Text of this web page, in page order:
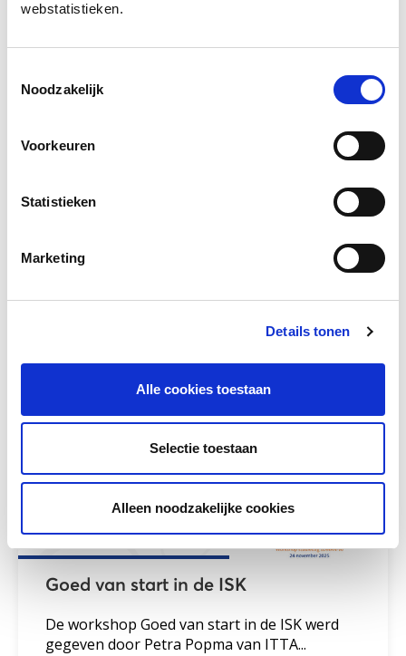
webstatistieken.
Noodzakelijk
Voorkeuren
Statistieken
Marketing
Details tonen
Alle cookies toestaan
Selectie toestaan
Alleen noodzakelijke cookies
Een goede doorstroom creëer je
samen werd gegeven door Yaël Latuny van
Meer lezen
Goed van start in de ISK
De workshop Goed van start in de ISK werd
gegeven door Petra Popma van ITTA...